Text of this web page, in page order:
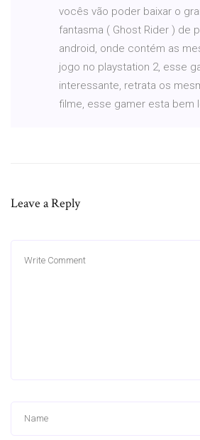
vocês vão poder baixar o
fantasma ( Ghost Rider ) de
android, onde contém as
jogo no playstation 2, esse
interessante, retrata os
filme, esse gamer esta bem
Leave a Reply